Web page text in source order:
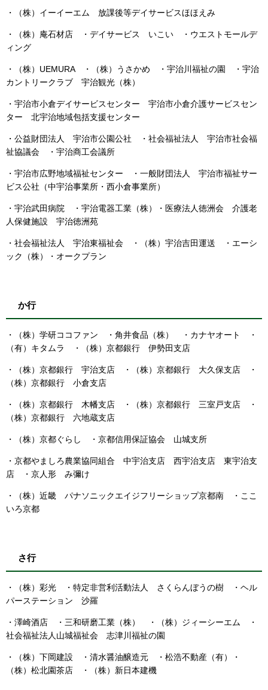
・（株）イーイーエム 放課後等デイサービスほほえみ
・（株）庵石材店 ・デイサービス いこい ・ウエストモールデ
ィング
・（株）UEMURA ・（株）うさかめ ・宇治川福祉の園 ・宇治
カントリークラブ 宇治観光（株）
・宇治市小倉デイサービスセンター 宇治市小倉介護サービスセン
ター 北宇治地域包括支援センター
・公益財団法人 宇治市公園公社 ・社会福祉法人 宇治市社会福
祉協議会 ・宇治商工会議所
・宇治市広野地域福祉センター ・一般財団法人 宇治市福祉サー
ビス公社 （中宇治事業所・西小倉事業所）​
・宇治武田病院 ・宇治電器工業（株）・医療法人徳洲会 介護老
人保健施設 宇治徳洲苑
・社会福祉法人 宇治東福祉会 ・（株）宇治吉田運送 ・エーシ
ック（株）・オークプラン
か行
・（株）学研ココファン ・角井食品（株） ・カナヤオート ・
（有）キタムラ ・（株）京都銀行 伊勢田支店
・（株）京都銀行 宇治支店 ・（株）京都銀行 大久保支店 ・
（株）京都銀行 小倉支店
・（株）京都銀行 木幡支店 ・（株）京都銀行 三室戸支店 ・
（株）京都銀行 六地蔵支店
・（株）京都ぐらし ・京都信用保証協会 山城支所
・京都やましろ農業協同組合 中宇治支店 西宇治支店 東宇治支
店 ・京人形 み彌け
・（株）近畿 パナソニックエイジフリーショップ京都南 ・ここ
いろ京都
さ行
・（株）彩光 ・特定非営利活動法人 さくらんぼうの樹 ・ヘル
パーステーション 沙羅
・澤崎酒店 ・三和研磨工業（株） ・（株）ジィーシーエム ・
社会福祉法人山城福祉会 志津川福祉の園
・（株）下岡建設 ・清水醤油醸造元 ・松浩不動産（有）・
（株）松北園茶店 ・（株）新日本建機